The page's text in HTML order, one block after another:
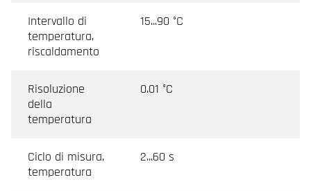
Intervallo di
temperatura,
riscaldamento
15...90 °C
Risoluzione
della
temperatura
0.01 °C
Ciclo di misura,
temperatura
2...60 s